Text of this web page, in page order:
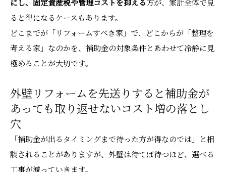
にし、固定資産税や管理コストを抑える方が、家計全体で見
ると得になるケースもあります。
どこまでが「リフォームすべき家」で、どこからが「整理を
考える家」なのかを、補助金の対象条件とあわせて冷静に見
極めることが大切です。
外壁リフォームを先送りすると補助金が
あっても取り返せないコスト増の落とし
穴
「補助金が出るタイミングまで待った方が得なのでは」と相
談されることがありますが、外壁は待てば待つほど、選べる
工事が減っていきます。